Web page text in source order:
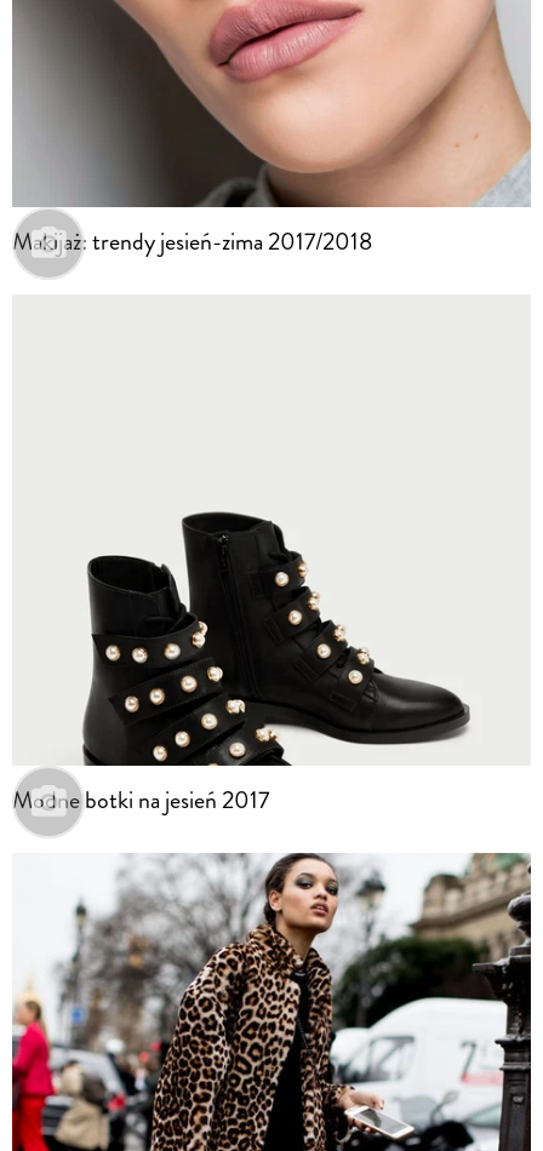
Makijaż: trendy jesień-zima 2017/2018
Modne botki na jesień 2017